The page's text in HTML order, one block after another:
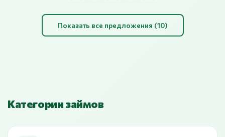
Показать все предложения (10)
Категории займов